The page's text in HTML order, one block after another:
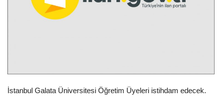
EĞİTİM
Resmiilan
İstanbul Galata Üniversitesi Öğretim Üyeleri istihdam edecek.